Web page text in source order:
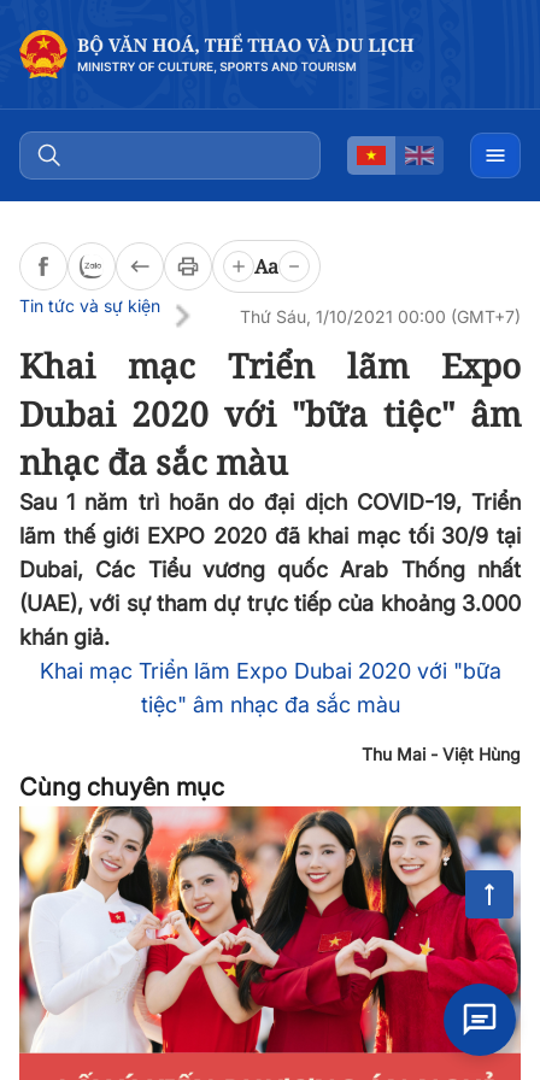
Aa
Tin tức và sự kiện
Thứ Sáu, 1/10/2021 00:00 (GMT+7)
Khai mạc Triển lãm Expo
Dubai 2020 với "bữa tiệc" âm
nhạc đa sắc màu
Sau 1 năm trì hoãn do đại dịch COVID-19, Triển
lãm thế giới EXPO 2020 đã khai mạc tối 30/9 tại
Dubai, Các Tiểu vương quốc Arab Thống nhất
(UAE), với sự tham dự trực tiếp của khoảng 3.000
khán giả.
Khai mạc Triển lãm Expo Dubai 2020 với "bữa
tiệc" âm nhạc đa sắc màu
Thu Mai - Việt Hùng
Cùng chuyên mục
Đọc bài